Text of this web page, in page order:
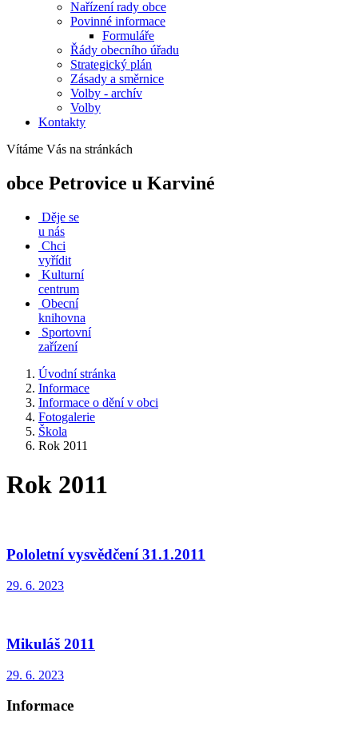
Nařízení rady obce
Povinné informace
Formuláře
Řády obecního úřadu
Strategický plán
Zásady a směrnice
Volby - archív
Volby
Kontakty
Vítáme Vás na stránkách
obce Petrovice u Karviné
Děje se
u nás
Chci
vyřídit
Kulturní
centrum
Obecní
knihovna
Sportovní
zařízení
Úvodní stránka
Informace
Informace o dění v obci
Fotogalerie
Škola
Rok 2011
Rok 2011
Pololetní vysvědčení 31.1.2011
29. 6. 2023
Mikuláš 2011
29. 6. 2023
Informace